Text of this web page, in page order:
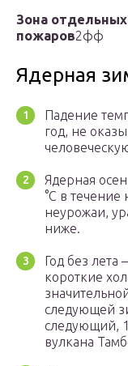
Зона
пожаров2фф
Ядерная
Падение
год, не
Ядерная
°C в
неурожаи,
ниже.
Год без
короткие
следующей
следующий,
вулкана